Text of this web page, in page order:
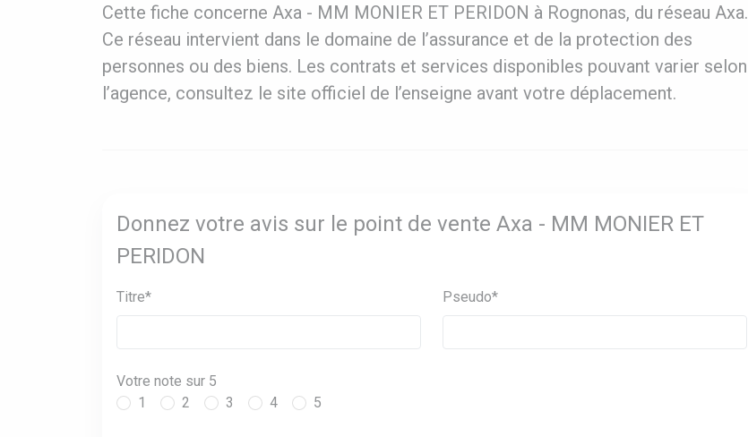
Cette fiche concerne Axa - MM MONIER ET PERIDON à Rognonas, du réseau Axa.
Ce réseau intervient dans le domaine de l’assurance et de la protection des
personnes ou des biens. Les contrats et services disponibles pouvant varier selon
l’agence, consultez le site officiel de l’enseigne avant votre déplacement.
Donnez votre avis sur le point de vente Axa - MM MONIER ET
PERIDON
Titre* Pseudo*
Votre note sur 5
1
2 3 4 5